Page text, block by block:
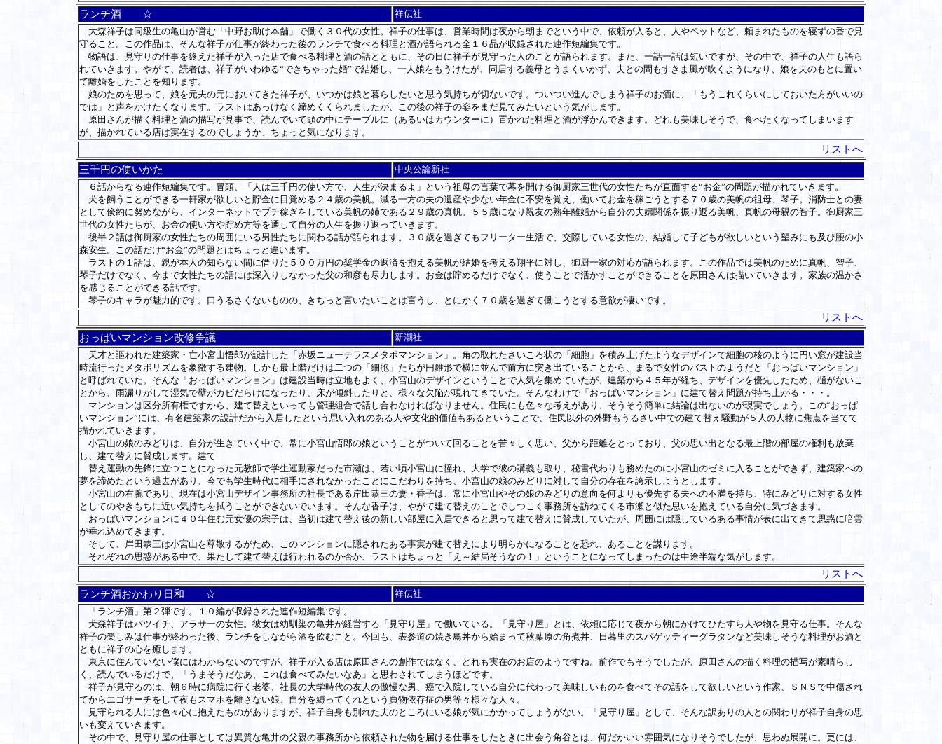
ランチ酒 ☆
祥伝社
大森祥子は同級生の亀山が営む「中野お助け本舗」で働く３０代の女性。祥子の仕事は、営業時間は夜から朝までという中で、依頼が入ると、人やペットなど、頼まれたものを寝ずの番で見
守ること。この作品は、そんな祥子が仕事が終わった後のランチで食べる料理と酒が語られる全１６品が収録された連作短編集です。
物語は、見守りの仕事を終えた祥子が入った店で食べる料理と酒の話とともに、その日に祥子が見守った人のことが語られます。また、一話一話は短いですが、その中で、祥子の人生も語ら
れていきます。やがて、読者は、祥子がいわゆる“できちゃった婚”で結婚し、一人娘をもうけたが、同居する義母とうまくいかず、夫との間もすきま風が吹くようになり、娘を夫のもとに置い
て離婚をしたことを知ります。
娘のためを思って、娘を元夫の元においてきた祥子が、いつかは娘と暮らしたいと思う気持ちが切ないです。ついつい進んでしまう祥子のお酒に、「もうこれくらいにしておいた方がいいの
では」と声をかけたくなります。ラストはあっけなく締めくくられましたが、この後の祥子の姿をまだ見てみたいという気がします。
原田さんが描く料理と酒の描写が見事で、読んでいて頭の中にテーブルに（あるいはカウンターに）置かれた料理と酒が浮かんできます。どれも美味しそうで、食べたくなってしまいます
が、描かれている店は実在するのでしょうか、ちょっと気になります。
リストへ
三千円の使いかた
中央公論新社
６話からなる連作短編集です。冒頭、「人は三千円の使い方で、人生が決まるよ」という祖母の言葉で幕を開ける御厨家三世代の女性たちが直面する“お金”の問題が描かれていきます。
犬を飼うことができる一軒家が欲しいと貯金に目覚める２４歳の美帆。減る一方の夫の遺産や少ない年金に不安を覚え、働いてお金を稼ごうとする７０歳の美帆の祖母、琴子。消防士との妻
として倹約に努めながら、インターネットでプチ稼ぎをしている美帆の姉である２９歳の真帆。５５歳になり親友の熟年離婚から自分の夫婦関係を振り返る美帆、真帆の母親の智子。御厨家三
世代の女性たちが、お金の使い方や貯め方等を通して自分の人生を振り返っていきます。
後半２話は御厨家の女性たちの周囲にいる男性たちに関わる話が語られます。３０歳を過ぎてもフリーター生活で、交際している女性の、結婚して子どもが欲しいという望みにも及び腰の小
森安生。この話だけ“お金”の問題とはちょっと違います。
ラストの１話は、親が本人の知らない間に借りた５００万円の奨学金の返済を抱える美帆が結婚を考える翔平に対し、御厨一家の対応が語られます。この作品では美帆のために真帆、智子、
琴子だけでなく、今まで女性たちの話には深入りしなかった父の和彦も尽力します。お金は貯めるだけでなく、使うことで活かすことができることを原田さんは描いていきます。家族の温かさ
を感じることができる話です。
琴子のキャラが魅力的です。口うるさくないものの、きちっと言いたいことは言うし、とにかく７０歳を過ぎて働こうとする意欲が凄いです。
リストへ
おっぱいマンション改修争議
新潮社
天才と謳われた建築家・亡小宮山悟郎が設計した「赤坂ニューテラスメタボマンション」。角の取れたさいころ状の「細胞」を積み上げたようなデザインで細胞の核のように円い窓が建設当
時流行ったメタボリズムを象徴する建物。しかも最上階だけは二つの「細胞」たちが円錐形で横に並んで前方に突き出ていることから、まるで女性のバストのようだと「おっぱいマンション」
と呼ばれていた。そんな「おっぱいマンション」は建設当時は立地もよく、小宮山のデザインということで人気を集めていたが、建築から４５年が経ち、デザインを優先したため、樋がないこ
とから、雨漏りがして湿気で壁がカビだらけになったり、床が傾斜したりと、様々な欠陥が現れてきていた。そんなわけで「おっぱいマンション」に建て替え問題が持ち上がる・・・。
マンションは区分所有権ですから、建て替えといっても管理組合で話し合わなければなりません。住民にも色々な考えがあり、そうそう簡単に結論は出ないのが現実でしょう。この“おっぱ
いマンション”には、有名建築家の設計だから入居したという思い入れのある人や文化的価値もあるということで、住民以外の外野もうるさい中での建て替え騒動が５人の人物に焦点を当てて
描かれていきます。
小宮山の娘のみどりは、自分が生きていく中で、常に小宮山悟郎の娘ということがついて回ることを苦々しく思い、父から距離をとっており、父の思い出となる最上階の部屋の権利も放棄
し、建て替えに賛成します。建て
替え運動の先鋒に立つことになった元教師で学生運動家だった市瀬は、若い頃小宮山に憧れ、大学で彼の講義も取り、秘書代わりも務めたのに小宮山のゼミに入ることができず、建築家への
夢を諦めたという過去があり、今でも学生時代に相手にされなかったことにこだわりを持ち、小宮山の娘のみどりに対して自分の存在を誇示しようとします。
小宮山の右腕であり、現在は小宮山デザイン事務所の社長である岸田恭三の妻・香子は、常に小宮山やその娘のみどりの意向を何よりも優先する夫への不満を持ち、特にみどりに対する女性
としてのやきもちに近い気持ちを拭うことができないでいます。そんな香子は、やがて建て替えのことでしつこく事務所を訪ねてくる市瀬と似た思いを抱えている自分に気づきます。
おっぱいマンションに４０年住む元女優の宗子は、当初は建て替え後の新しい部屋に入居できると思って建て替えに賛成していたが、周囲には隠しているある事情が表に出てきて思惑に暗雲
が垂れ込めてきます。
そして、岸田恭三は小宮山を尊敬するがため、このマンションに隠されたある事実が建て替えにより明らかになることを恐れ、あることを謀ります。
それぞれの思惑がある中で、果たして建て替えは行われるのか否か、ラストはちょっと「え～結局そうなの！」ということになってしまったのは中途半端な気がします。
リストへ
ランチ酒おかわり日和 ☆
祥伝社
「ランチ酒」第２弾です。１０編が収録された連作短編集です。
犬森祥子はバツイチ、アラサーの女性。彼女は幼馴染の亀井が経営する「見守り屋」で働いている。「見守り屋」とは、依頼に応じて夜から朝にかけてひたすら人や物を見守る仕事。そんな
祥子の楽しみは仕事が終わった後、ランチをしながら酒を飲むこと。今回も、表参道の焼き鳥丼から始まって秋葉原の角煮丼、日暮里のスパゲッティーグラタンなど美味しそうな料理がお酒と
ともに祥子の心を癒します。
東京に住んでいない僕にはわからないのですが、祥子が入る店は原田さんの創作ではなく、どれも実在のお店のようですね。前作でもそうでしたが、原田さんの描く料理の描写が素晴らし
く、読んでいるだけで、「うまそうだなあ、これは食べてみたいなあ」と思わされてしまうほどです。
祥子が見守るのは、朝６時に病院に行く老婆、社長の大学時代の友人の傲慢な男、癌で入院している自分に代わって美味しいものを食べてその話をして欲しいという作家、ＳＮＳで中傷され
てからエゴサーチをして夜もスマホを離さない娘、自分を縛ってくれという買物依存症の男等々様々な人々。
見守られる人には色々心に抱えたものがありますが、祥子自身も別れた夫のところにいる娘が気にかかってしょうがない。「見守り屋」として、そんな訳ありの人との関わりが祥子自身の思
いも変えていきます。
その中で、見守り屋の仕事としては異質な亀井の父親の事務所から依頼された物を届ける仕事をしたときに出会う角谷とは、何だかいい雰囲気になりそうでしたが、思わぬ展開に。更には、